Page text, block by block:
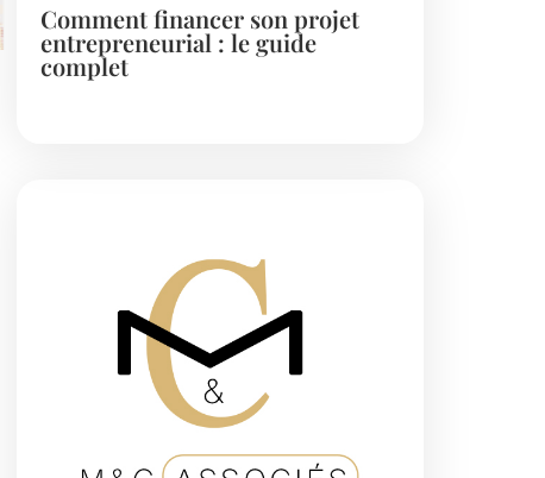
Comment financer son projet
entrepreneurial : le guide
complet